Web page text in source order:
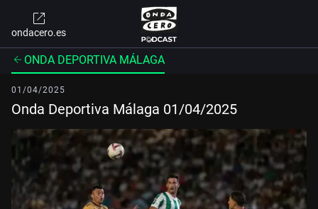
ondacero.es
ONDA DEPORTIVA MÁLAGA
01/04/2025
Onda Deportiva Málaga 01/04/2025